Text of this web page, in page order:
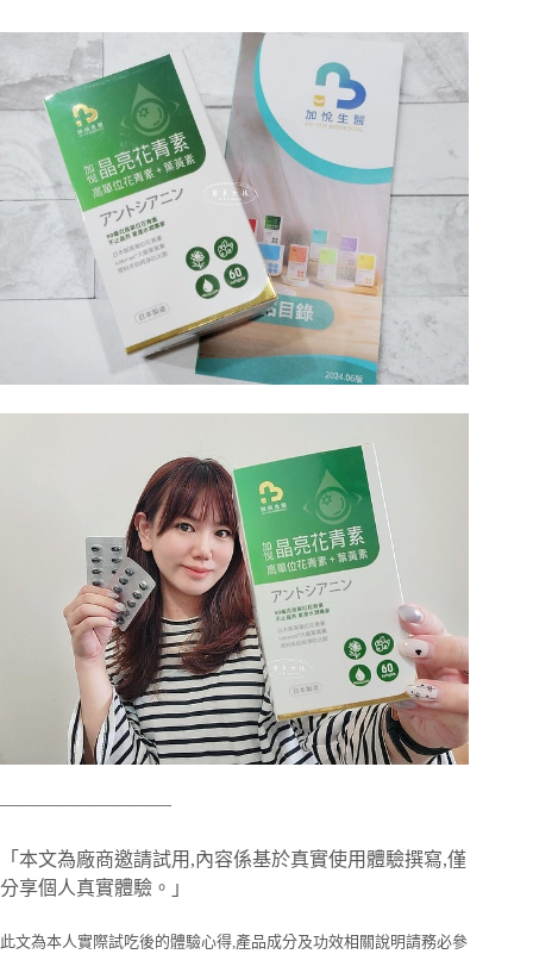
—————————
「本文為廠商邀請試用,內容係基於真實使用體驗撰寫,僅
分享個人真實體驗。」
此文為本人實際試吃後的體驗心得,產品成分及功效相關說明請務必參